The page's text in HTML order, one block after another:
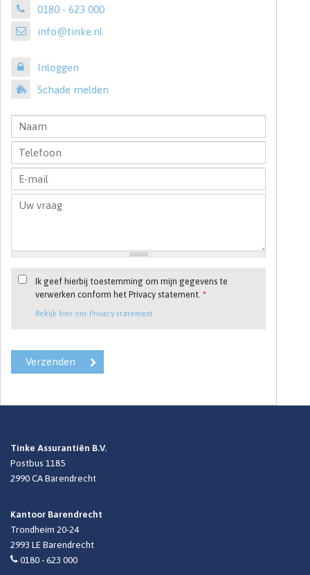
0180 - 623 000
info@tinke.nl
Inloggen
Schade melden
Ik geef hierbij toestemming om mijn gegevens te
verwerken conform het Privacy statement. *
Bekijk hier ons Privacy statement
Tinke Assurantiën B.V.
Postbus 1185
2990 CABarendrecht
Kantoor Barendrecht
Trondheim 20-24
2993 LE Barendrecht
0180 - 623 000